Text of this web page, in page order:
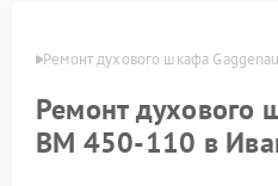
Ремонт духового шкафа
Ремонт духового
BM 450-110 в